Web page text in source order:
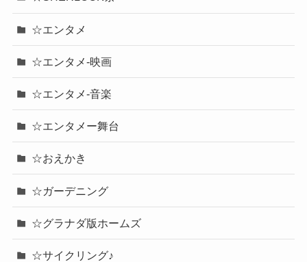
☆エンタメ
☆エンタメ-映画
☆エンタメ-音楽
☆エンタメー舞台
☆おえかき
☆ガーデニング
☆グラナダ版ホームズ
☆サイクリング♪